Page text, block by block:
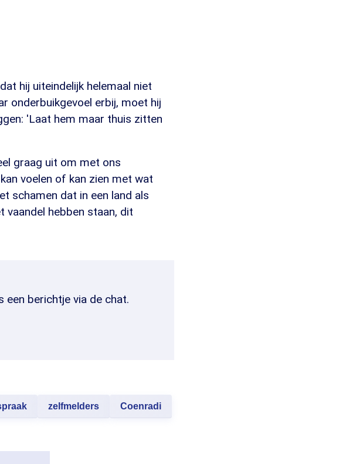
hij uiteindelijk helemaal niet
onderbuikgevoel erbij, moet hij
'Laat hem maar thuis zitten
graag uit om met ons
voelen of kan zien met wat
schamen dat in een land als
vaandel hebben staan, dit
een berichtje via de chat.
zelfmelders Coenradi